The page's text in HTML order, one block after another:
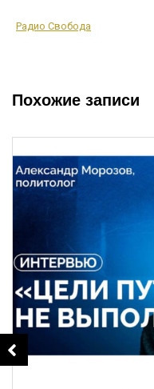
Радио Свобода
Похожие записи